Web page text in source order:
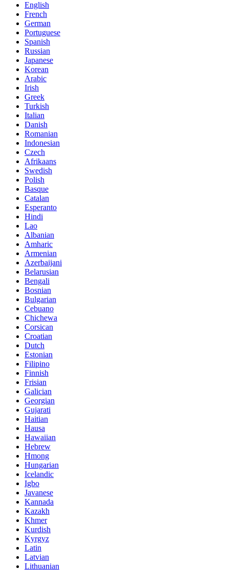
English
French
German
Portuguese
Spanish
Russian
Japanese
Korean
Arabic
Irish
Greek
Turkish
Italian
Danish
Romanian
Indonesian
Czech
Afrikaans
Swedish
Polish
Basque
Catalan
Esperanto
Hindi
Lao
Albanian
Amharic
Armenian
Azerbaijani
Belarusian
Bengali
Bosnian
Bulgarian
Cebuano
Chichewa
Corsican
Croatian
Dutch
Estonian
Filipino
Finnish
Frisian
Galician
Georgian
Gujarati
Haitian
Hausa
Hawaiian
Hebrew
Hmong
Hungarian
Icelandic
Igbo
Javanese
Kannada
Kazakh
Khmer
Kurdish
Kyrgyz
Latin
Latvian
Lithuanian